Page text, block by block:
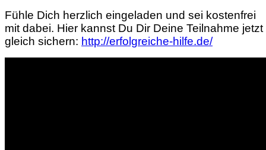
Fühle Dich herzlich eingeladen und sei kostenfrei
mit dabei. Hier kannst Du Dir Deine Teilnahme jetzt
gleich sichern: http://erfolgreiche-hilfe.de/